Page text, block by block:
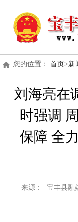
您的位置： 首页>新
刘海亮在
时强调
保障 全
来源： 宝丰县融